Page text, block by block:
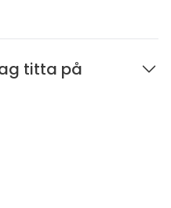
titta på